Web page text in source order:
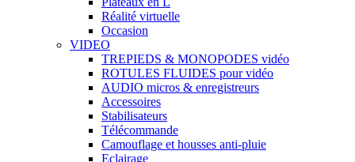
Réalité virtuelle
Occasion
VIDEO
TREPIEDS & MONOPODES vidéo
ROTULES FLUIDES pour vidéo
AUDIO micros & enregistreurs
Accessoires
Stabilisateurs
Télécommande
Camouflage et housses anti-pluie
Eclairage